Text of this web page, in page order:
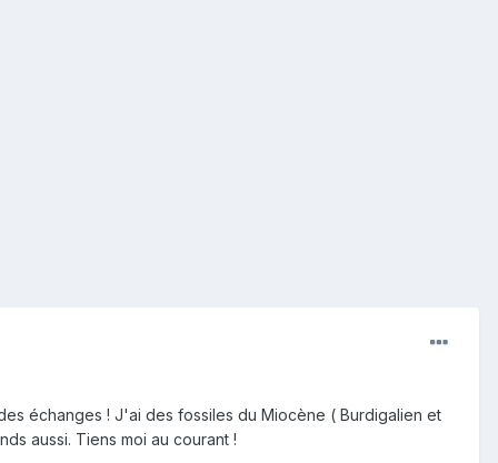
échanges ! J'ai des fossiles du Miocène ( Burdigalien et
aussi. Tiens moi au courant !